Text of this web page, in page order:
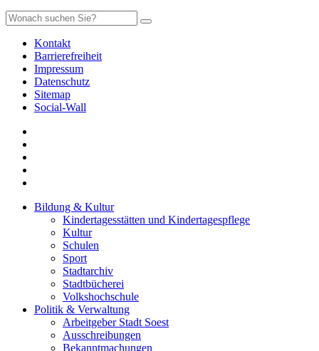
Kontakt
Barrierefreiheit
Impressum
Datenschutz
Sitemap
Social-Wall
Bildung & Kultur
Kindertagesstätten und Kindertagespflege
Kultur
Schulen
Sport
Stadtarchiv
Stadtbücherei
Volkshochschule
Politik & Verwaltung
Arbeitgeber Stadt Soest
Ausschreibungen
Bekanntmachungen